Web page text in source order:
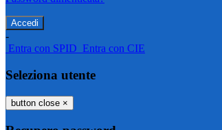
-
Entra con SPID Entra con CIE
Seleziona utente
button close ×